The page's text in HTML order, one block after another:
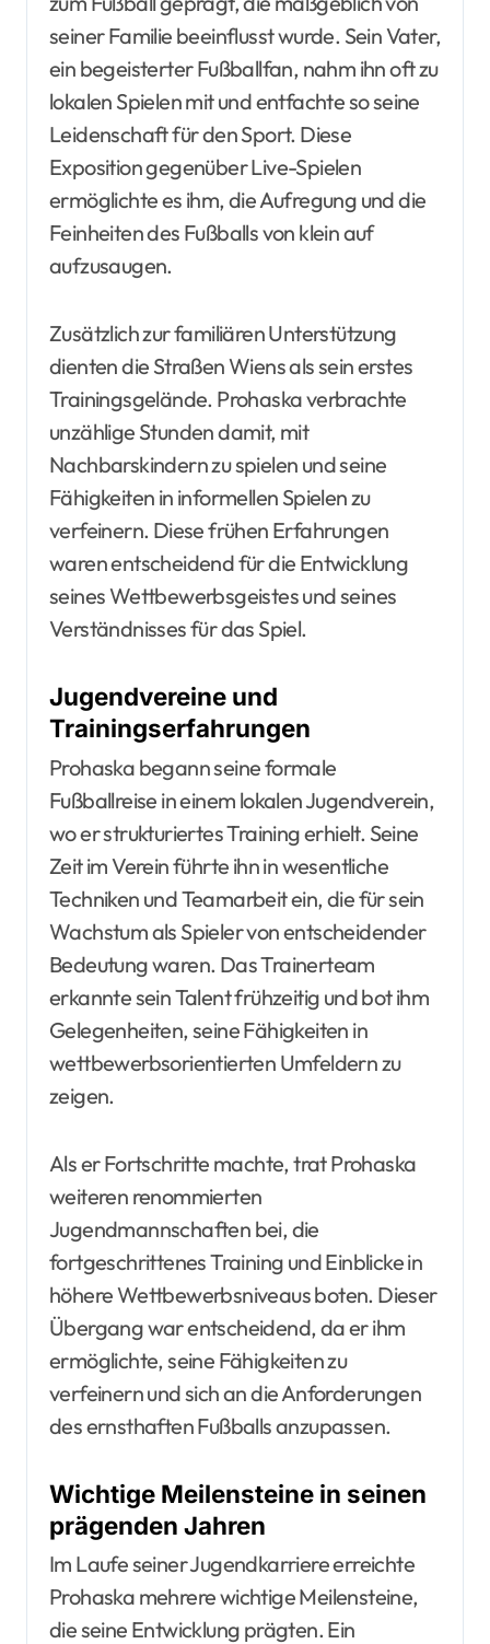
seiner Familie beeinflusst wurde. Sein Vater,
ein begeisterter Fußballfan, nahm ihn oft zu
lokalen Spielen mit und entfachte so seine
Leidenschaft für den Sport. Diese
Exposition gegenüber Live-Spielen
ermöglichte es ihm, die Aufregung und die
Feinheiten des Fußballs von klein auf
aufzusaugen.
Zusätzlich zur familiären Unterstützung
dienten die Straßen Wiens als sein erstes
Trainingsgelände. Prohaska verbrachte
unzählige Stunden damit, mit
Nachbarskindern zu spielen und seine
Fähigkeiten in informellen Spielen zu
verfeinern. Diese frühen Erfahrungen
waren entscheidend für die Entwicklung
seines Wettbewerbsgeistes und seines
Verständnisses für das Spiel.
Jugendvereine und
Trainingserfahrungen
Prohaska begann seine formale
Fußballreise in einem lokalen Jugendverein,
wo er strukturiertes Training erhielt. Seine
Zeit im Verein führte ihn in wesentliche
Techniken und Teamarbeit ein, die für sein
Wachstum als Spieler von entscheidender
Bedeutung waren. Das Trainerteam
erkannte sein Talent frühzeitig und bot ihm
Gelegenheiten, seine Fähigkeiten in
wettbewerbsorientierten Umfeldern zu
zeigen.
Als er Fortschritte machte, trat Prohaska
weiteren renommierten
Jugendmannschaften bei, die
fortgeschrittenes Training und Einblicke in
höhere Wettbewerbsniveaus boten. Dieser
Übergang war entscheidend, da er ihm
ermöglichte, seine Fähigkeiten zu
verfeinern und sich an die Anforderungen
des ernsthaften Fußballs anzupassen.
Wichtige Meilensteine in seinen
prägenden Jahren
Im Laufe seiner Jugendkarriere erreichte
Prohaska mehrere wichtige Meilensteine,
die seine Entwicklung prägten. Ein